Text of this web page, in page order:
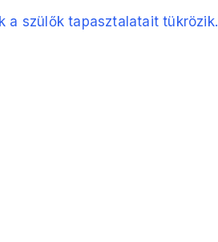
a szülők tapasztalatait tükrözik.